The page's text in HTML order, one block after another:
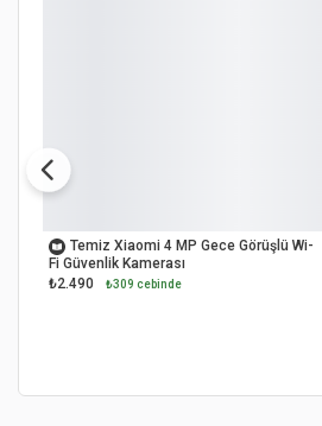
Temiz Xiaomi 4 MP Gece Görüşlü Wi-
Fi Güvenlik Kamerası
₺2.490
₺309 cebinde